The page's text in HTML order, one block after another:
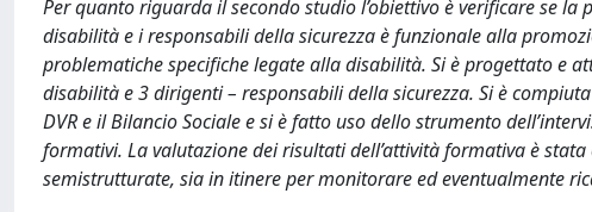
Per quanto riguarda il secondo studio l’obiettivo è verificare se
disabilità e i responsabili della sicurezza è funzionale alla
problematiche specifiche legate alla disabilità. Si è progettato e
disabilità e 3 dirigenti – responsabili della sicurezza. Si è
DVR e il Bilancio Sociale e si è fatto uso dello strumento
formativi. La valutazione dei risultati dell’attività formativa è
semistrutturate, sia in itinere per monitorare ed eventualmente